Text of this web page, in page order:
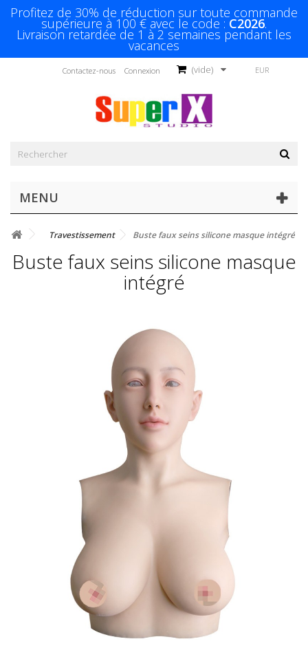
Profitez de 30% de réduction sur toute commande
supérieure à 100 € avec le code : C2026.
Livraison retardée de 1 à 2 semaines pendant les
vacances
EUR
(vide)
Connexion
Contactez-nous
MENU
Travestissement Buste faux seins silicone masque intégré
Buste faux seins silicone masque
intégré